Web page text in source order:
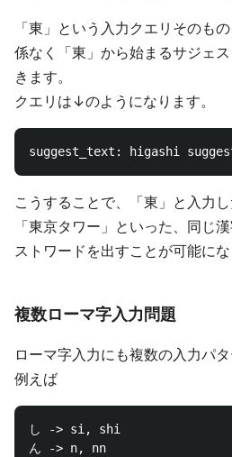
「東」という入力クエリそのも
係なく「東」から始まるサジェ
きます。
クエリは↓のようになります。
こうすることで、「東」と入力
「東京タワー」といった、同じ
ストワードを出すことが可能にな
複数ローマ字入力問題
ローマ字入力にも複数の入力パタ
例えば
し -> si, shi
ん -> n, nn